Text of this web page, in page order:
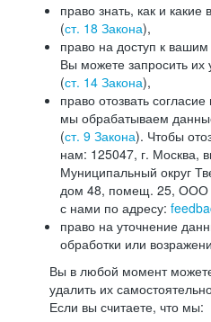
право знать, как и
(ст. 18 Закона),
право на доступ к
Вы можете запросить
(ст. 14 Закона),
право отозвать
мы обрабатываем
(ст. 9 Закона). Чтобы
нам: 125047, г. Москва,
Муниципальный округ
дом 48, помещ. 25, ООО
с нами по адресу:
право на уточнение
обработки или
Вы в любой момент
удалить их
Если вы считаете, что мы: